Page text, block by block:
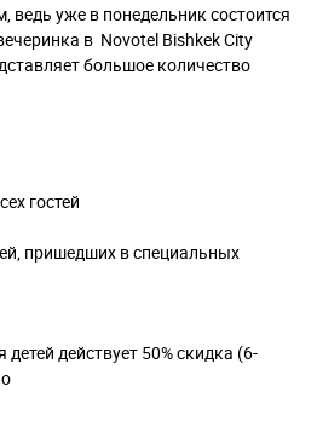
ведь уже в понедельник состоится
в Novotel Bishkek City
большое количество
гостей
пришедших в специальных
детей действует 50% скидка (6-